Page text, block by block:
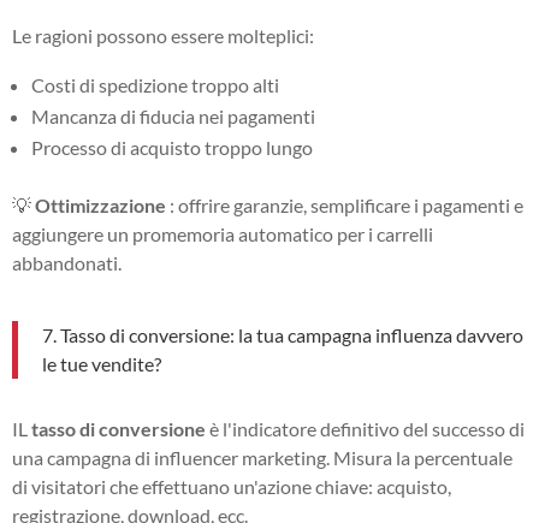
Le ragioni possono essere molteplici:
Costi di spedizione troppo alti
Mancanza di fiducia nei pagamenti
Processo di acquisto troppo lungo
💡Ottimizzazione : offrire garanzie, semplificare i pagamenti e
aggiungere un promemoria automatico per i carrelli
abbandonati.
7. Tasso di conversione: la tua campagna influenza davvero
le tue vendite?
IL tasso di conversione è l'indicatore definitivo del successo di
una campagna di influencer marketing. Misura la percentuale
di visitatori che effettuano un'azione chiave: acquisto,
registrazione, download, ecc.